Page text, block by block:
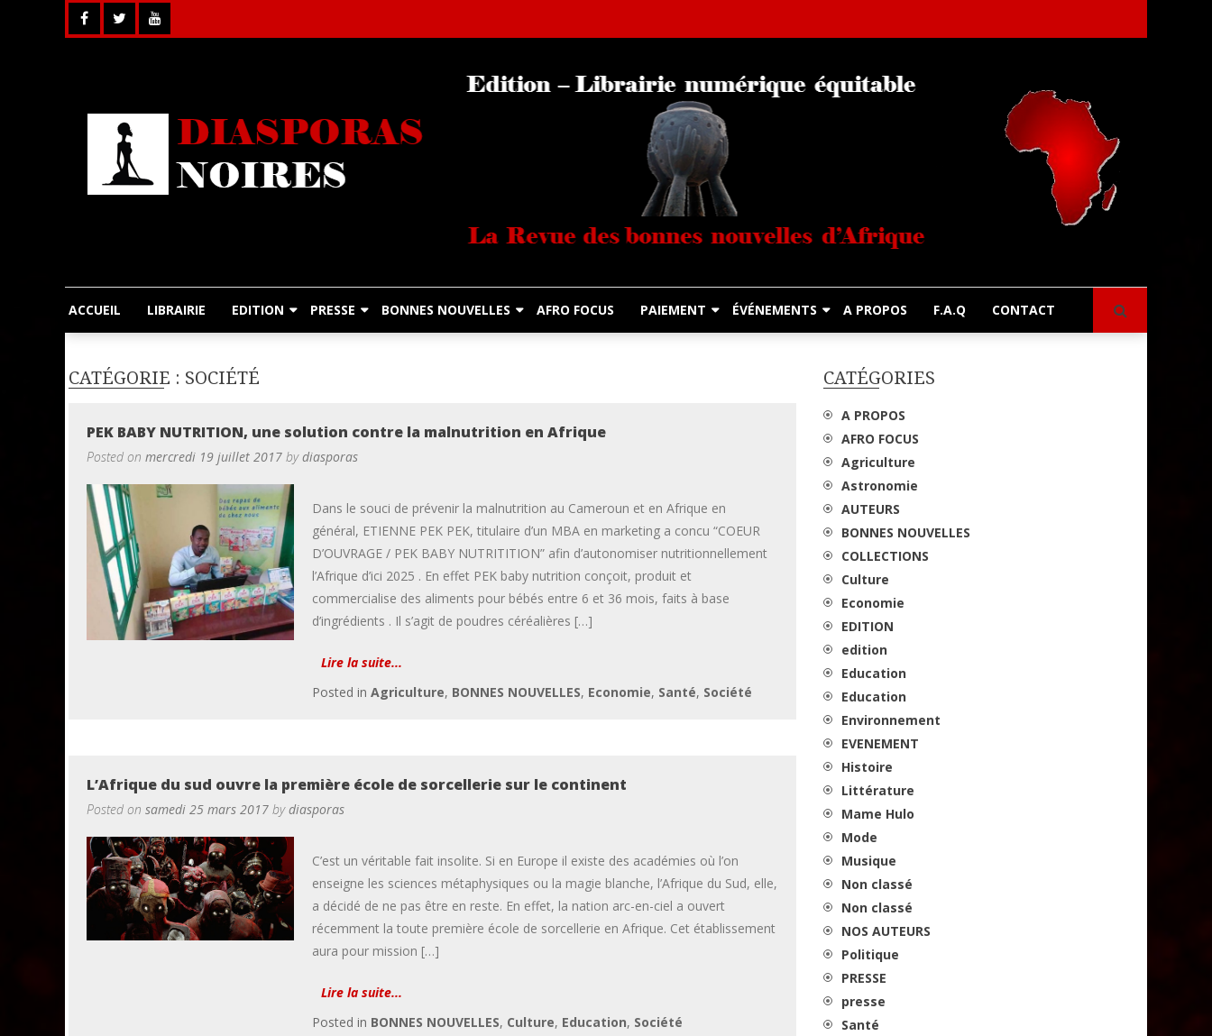
Skip
to
Diasporas Noires
ACCUEIL LIBRAIRIE EDITION PRESSE BONNES NOUVELLES AFRO FOCUS PAIEMENT ÉVÉNEMENTS A PROPOS F.A.Q CONTACT
CATÉGORIE : SOCIÉTÉ
PEK BABY NUTRITION, une solution contre la malnutrition en Afrique
Posted on mercredi 19 juillet 2017 bydiasporas
Dans le souci de prévenir la malnutrition au Cameroun et en Afrique en
général, ETIENNE PEK PEK, titulaire d’un MBA en marketing a concu “COEUR
D’OUVRAGE / PEK BABY NUTRITITION” afin d’autonomiser nutritionnellement
l’Afrique d’ici 2025 . En effet PEK baby nutrition conçoit, produit et
commercialise des aliments pour bébés entre 6 et 36 mois, faits à base
d’ingrédients . Il s’agit de poudres céréalières […]
Lire la suite...
Posted inAgriculture, BONNES NOUVELLES, Economie, Santé, Société
L’Afrique du sud ouvre la première école de sorcellerie sur le continent
Posted on samedi 25 mars 2017 bydiasporas
C’est un véritable fait insolite. Si en Europe il existe des académies où l’on
enseigne les sciences métaphysiques ou la magie blanche, l’Afrique du Sud, elle,
a décidé de ne pas être en reste. En effet, la nation arc-en-ciel a ouvert
récemment la toute première école de sorcellerie en Afrique. Cet établissement
aura pour mission […]
Lire la suite...
Posted in BONNES NOUVELLES, Culture, Education, Société
CATÉGORIES
A PROPOS
AFRO FOCUS
Agriculture
Astronomie
AUTEURS
BONNES NOUVELLES
COLLECTIONS
Culture
Economie
EDITION
edition
Education
Education
Environnement
EVENEMENT
Histoire
Littérature
Mame Hulo
Mode
Musique
Non classé
Non classé
NOS AUTEURS
Politique
PRESSE
presse
Santé